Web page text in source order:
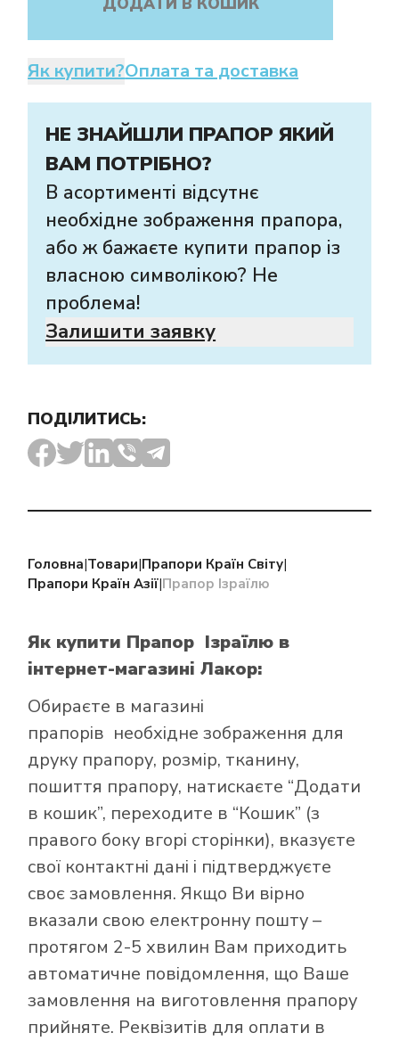
ДОДАТИ В КОШИК
Як купити?Оплата та доставка
НЕ ЗНАЙШЛИ ПРАПОР ЯКИЙ
ВАМ ПОТРІБНО?
В асортименті відсутнє
необхідне зображення прапора,
або ж бажаєте купити прапор із
власною символікою? Не
проблема!
Залишити заявку
ПОДІЛИТИСЬ:
Головна|Товари|Прапори Країн Світу|
Прапори Країн Азії|Прапор Ізраїлю
Як купити Прапор Ізраїлю в
інтернет-магазині Лакор:
Обираєте в магазині
прапорів необхідне зображення для
друку прапору, розмір, тканину,
пошиття прапору, натискаєте “Додати
в кошик”, переходите в “Кошик” (з
правого боку вгорі сторінки), вказуєте
свої контактні дані і підтверджуєте
своє замовлення. Якщо Ви вірно
вказали свою електронну пошту –
протягом 2-5 хвилин Вам приходить
автоматичне повідомлення, що Ваше
замовлення на виготовлення прапору
прийняте. Реквізитів для оплати в